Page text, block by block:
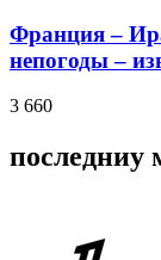
Франция –
непогоды –
3 660
последниу